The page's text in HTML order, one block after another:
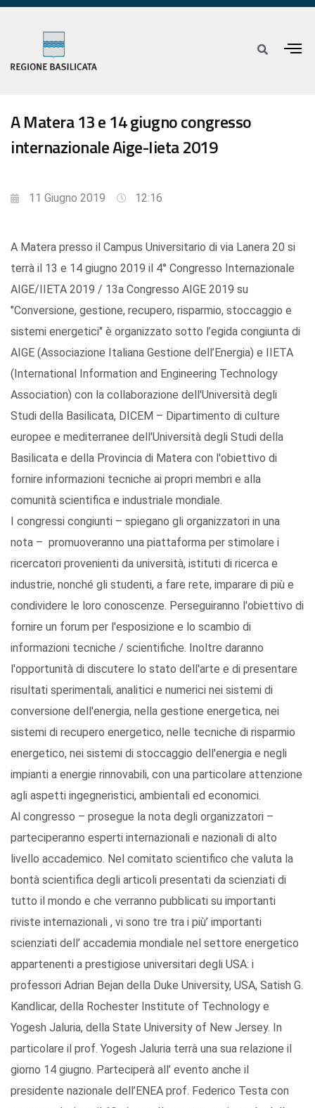
A Matera 13 e 14 giugno congresso
internazionale Aige-Iieta 2019
11 Giugno 2019 12:16
A Matera presso il Campus Universitario di via Lanera 20 si
terrà il 13 e 14 giugno 2019 il 4° Congresso Internazionale
AIGE/IIETA 2019 / 13a Congresso AIGE 2019 su
"Conversione, gestione, recupero, risparmio, stoccaggio e
sistemi energetici" è organizzato sotto l’egida congiunta di
AIGE (Associazione Italiana Gestione dell’Energia) e IIETA
(International Information and Engineering Technology
Association) con la collaborazione dell'Università degli
Studi della Basilicata, DICEM – Dipartimento di culture
europee e mediterranee dell'Università degli Studi della
Basilicata e della Provincia di Matera con l'obiettivo di
fornire informazioni tecniche ai propri membri e alla
comunità scientifica e industriale mondiale.
I congressi congiunti – spiegano gli organizzatori in una
nota – promuoveranno una piattaforma per stimolare i
ricercatori provenienti da università, istituti di ricerca e
industrie, nonché gli studenti, a fare rete, imparare di più e
condividere le loro conoscenze. Perseguiranno l'obiettivo di
fornire un forum per l'esposizione e lo scambio di
informazioni tecniche / scientifiche. Inoltre daranno
l'opportunità di discutere lo stato dell'arte e di presentare
risultati sperimentali, analitici e numerici nei sistemi di
conversione dell'energia, nella gestione energetica, nei
sistemi di recupero energetico, nelle tecniche di risparmio
energetico, nei sistemi di stoccaggio dell'energia e negli
impianti a energie rinnovabili, con una particolare attenzione
agli aspetti ingegneristici, ambientali ed economici.
Al congresso – prosegue la nota degli organizzatori –
parteciperanno esperti internazionali e nazionali di alto
livello accademico. Nel comitato scientifico che valuta la
bontà scientifica degli articoli presentati da scienziati di
tutto il mondo e che verranno pubblicati su importanti
riviste internazionali , vi sono tre tra i più’ importanti
scienziati dell’ accademia mondiale nel settore energetico
appartenenti a prestigiose universitari degli USA: i
professori Adrian Bejan della Duke University, USA, Satish G.
Kandlicar, della Rochester Institute of Technology e
Yogesh Jaluria, della State University of New Jersey. In
particolare il prof. Yogesh Jaluria terrà una sua relazione il
giorno 14 giugno. Parteciperà all’ evento anche il
presidente nazionale dell’ENEA prof. Federico Testa con